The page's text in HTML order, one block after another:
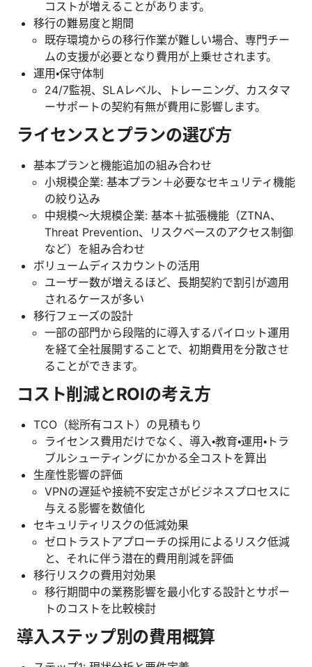
コストが増えることがあります。
移行の難易度と期間
既存環境からの移行作業が難しい場合、専門チー
ムの支援が必要となり費用が上乗せされます。
運用・保守体制
24/7監視、SLAレベル、トレーニング、カスタマ
ーサポートの契約有無が費用に影響します。
ライセンスとプランの選び方
基本プランと機能追加の組み合わせ
小規模企業: 基本プラン＋必要なセキュリティ機能
の絞り込み
中規模～大規模企業: 基本＋拡張機能（ZTNA、
Threat Prevention、リスクベースのアクセス制御
など）を組み合わせ
ボリュームディスカウントの活用
ユーザー数が増えるほど、長期契約で割引が適用
されるケースが多い
移行フェーズの設計
一部の部門から段階的に導入するパイロット運用
を経て全社展開することで、初期費用を分散させ
ることができます。
コスト削減とROIの考え方
TCO（総所有コスト）の見積もり
ライセンス費用だけでなく、導入・教育・運用・トラ
ブルシューティングにかかる全コストを算出
生産性影響の評価
VPNの遅延や接続不安定さがビジネスプロセスに
与える影響を数値化
セキュリティリスクの低減効果
ゼロトラストアプローチの採用によるリスク低減
と、それに伴う潜在的費用削減を評価
移行リスクの費用対効果
移行期間中の業務影響を最小化する設計とサポー
トのコストを比較検討
導入ステップ別の費用概算